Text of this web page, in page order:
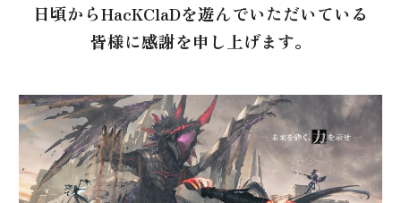
日頃からHacKClaDを遊んでいただいている
皆様に感謝を申し上げます。